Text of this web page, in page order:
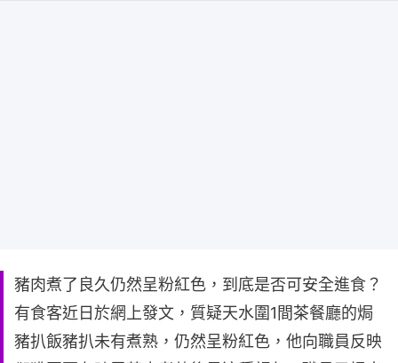
豬肉煮了良久仍然呈粉紅色，到底是否可安全進食？
有食客近日於網上發文，質疑天水圍1間茶餐廳的焗
豬扒飯豬扒未有煮熟，仍然呈粉紅色，他向職員反映